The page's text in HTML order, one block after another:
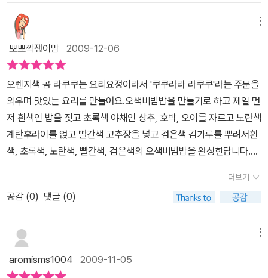
~~밥을 준비하고~~윤석군이 직접 떠서 담을수 있게 도와주었지요
~오이, 애호박, 시금치, 상추와쌈야채들~ 김도 살짝 그리고 마지막에
계란후라이~^^너무 재미있어 하더라구요~ㅋㅋㅋ밥에 야채 계란후
라이 담기 완성후~~고추장은 아주 약간~~~~떠 담고~~ 참기름 스
윽~~부어~엄마랑 함께~쓱쓱 비비고 비비고~~그러다가 책보면서
~똑같다~~똑같다~연발하시고~~냠냠 쩝쩝 먹었다지요~윤석이도
한입~~ 엄마도 한입~~~ 서로 떠먹여주면서요~서로 떠먹여 주기가
넘 잼났던지~~자꾸 엄마에게 먹이려해서 안달났었답니다~^^매운
걸 잘 못먹어 고추장맛은 거즌 안나게 비비고참기름이 넉넉에 소금에
책도 잼나게 보고~~맛난 비빔밥도 먹고~~신나는 하루를 보냈지요
~~^^ 책을 보고 독후활동으로 무언가 의미있게 할수 있는 좋은 시간
을 가질수 있어서참 좋은요리요정 라쿠쿠와 오색비빔밥이었습니다~
밥.이런 하나의 메뉴를 재미있는 이야기로 풀어낸 재미있는책 한번
잠깐 살펴볼께요. 너무 귀여운 라쿠쿠의 모습 표지 역시 식감을 자극
하는 붉은색이에요. 오늘은 무슨 요리를 해볼까!! 라쿠쿠는 정성껏 만
든 요리를 친구와 나누어 먹지요. 나눠 먹음의 즐거움까지 말해주는
이쁜책 이에요. 마지막페이지엔 정말 비빔밥을 만들수있는 레시피까
지..^^ 열심히 책을 보는 쭌군.. 쭌아 우리도 오색비빔밥 만들어볼
까???? 넵~~~~~ 열심히 정성껏 요리중이에요.^^ 썰기쉬운 파프
리카와 피클은 쭌군이 직접..^^ 피클을 워낙 좋아해서 썰면서 계속 집
어먹는 쭌이 귀여웠어요..^^ 썰어둔 야채들.. 당근은 살짝 볶아주었고
쭌이도 엄마도 파프리카는 그대로 먹는걸 좋아해서 안볶았어요. 양파
둔 고명을 얹어주면...오색비빔밥완성~~ 쭌군은 고추장을 못먹어 간
뽀뽀깍쟁이맘 2009-12-06
오렌지색 곰 라쿠쿠는 요리요정이라서 '쿠쿠라라 라쿠쿠'라는 주문을
외우며 맛있는 요리를 만들어요.오색비빔밥을 만들기로 하고 제일 먼
저 흰색인 밥을 짓고 초록색 야채인 상추, 호박, 오이를 자르고 노란색
계란후라이를 얹고 빨간색 고추장을 넣고 검은색 김가루를 뿌려서흰
색, 초록색, 노란색, 빨간색, 검은색의 오색비빔밥을 완성한답니다.그
뒤에는 마법요리책 페이지를 통해 오색비빔밥 요리법을 다시 한 번
한페이지에 정리해 놓았구요.아이들이 어제 잠자리에서 책을 읽자마
자 나도 비빔밥을 만들겠다고 나서는걸 겨우 말렸어요.오늘 꼭 비빔
밥을 만들어 먹어야겠어요.^^아이들 책을 읽으면서 책 내용도 오래
책은 독후활동으로 오색비빔밥 만들기가 자연스럽게 연결되니엄마들
더보기
공감 (0) 댓글 (0)
aromisms1004 2009-11-05